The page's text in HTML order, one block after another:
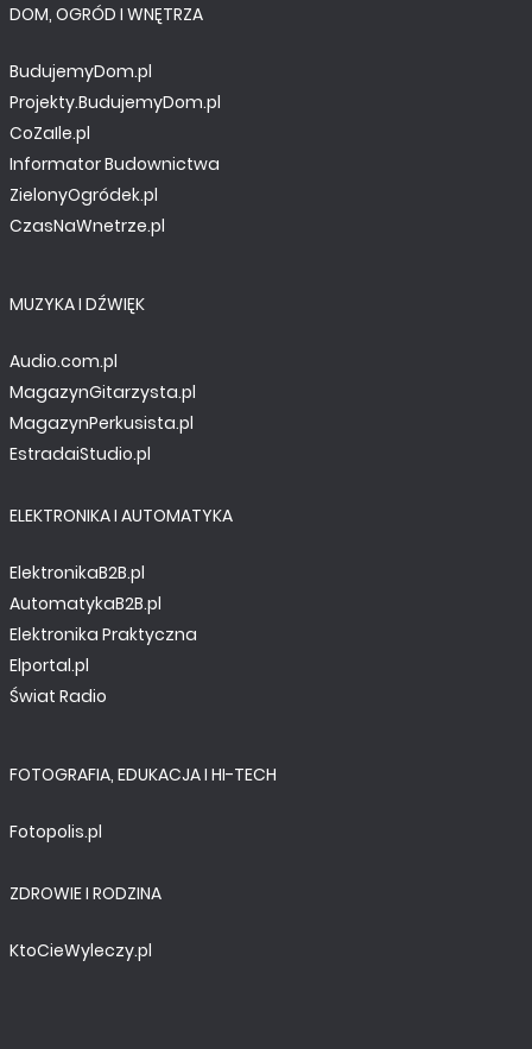
DOM, OGRÓD I WNĘTRZA
BudujemyDom.pl
Projekty.BudujemyDom.pl
CoZaIle.pl
Informator Budownictwa
ZielonyOgródek.pl
CzasNaWnetrze.pl
MUZYKA I DŹWIĘK
Audio.com.pl
MagazynGitarzysta.pl
MagazynPerkusista.pl
EstradaiStudio.pl
ELEKTRONIKA I AUTOMATYKA
ElektronikaB2B.pl
AutomatykaB2B.pl
Elektronika Praktyczna
Elportal.pl
Świat Radio
FOTOGRAFIA, EDUKACJA I HI-TECH
Fotopolis.pl
ZDROWIE I RODZINA
KtoCieWyleczy.pl